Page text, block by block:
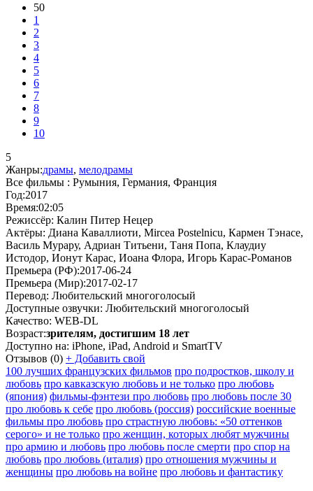
50
1
2
3
4
5
6
7
8
9
10
5
Жанры:драмы, мелодрамы
Все фильмы : Румыния, Германия, Франция
Год:2017
Время:02:05
Режиссёр: Калин Питер Нецер
Актёры: Диана Каваллиоти, Mircea Postelnicu, Кармен Тэнасе,
Василь Мурару, Адриан Титьени, Таня Попа, Клаудиу
Истодор, Ионут Карас, Иоана Флора, Игорь Карас-Романов
Премьера (РФ):2017-06-24
Премьера (Мир):2017-02-17
Перевод: Любительский многоголосый
Доступные озвучки: Любительский многоголосый
Качество: WEB-DL
Возраст:зрителям, достигшим 18 лет
Доступно на: iPhone, iPad, Android и SmartTV
Отзывов (0) + Добавить свой
100 лучших французских фильмов про подростков, школу и
любовь про кавказскую любовь и не только про любовь
(япония) фильмы-фэнтези про любовь про любовь после 30
про любовь к себе про любовь (россия) российские военные
фильмы про любовь про страстную любовь: «50 оттенков
серого» и не только про женщин, которых любят мужчины
про армию и любовь про любовь после смерти про спор на
любовь про любовь (италия) про отношения мужчины и
женщины про любовь на войне про любовь и фантастику